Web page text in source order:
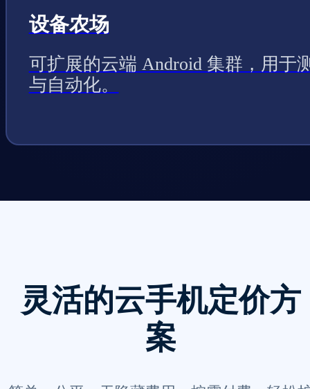
设备农场
可扩展的云端 Android 集群，用于
与自动化。
灵活的云手机定价方
案